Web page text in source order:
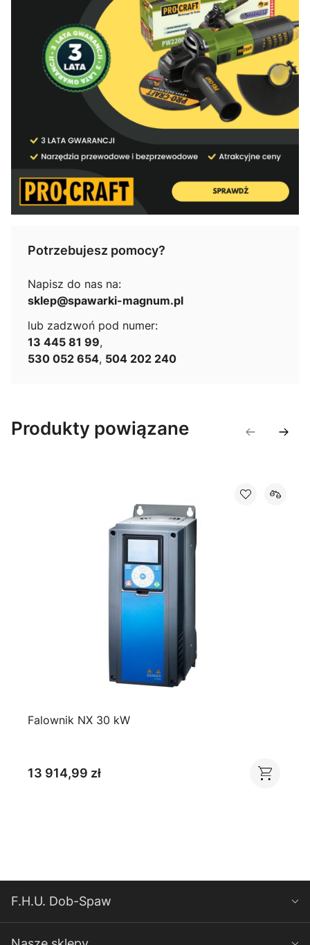
Potrzebujesz pomocy?
Napisz do nas na:
sklep@spawarki-magnum.pl
lub zadzwoń pod numer:
13 445 81 99,
530 052 654, 504 202 240
Produkty powiązane
Falownik NX 30 kW
13 914,99 zł
F.H.U. Dob-Spaw